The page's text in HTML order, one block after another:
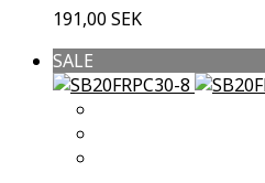
191,00 SEK
SALE